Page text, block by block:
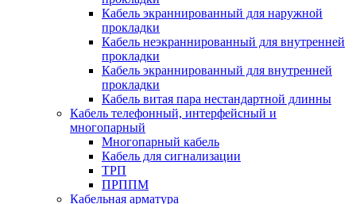
Кабель экраннированный для наружной
прокладки
Кабель неэкраннированный для внутренней
прокладки
Кабель экраннированный для внутренней
прокладки
Кабель витая пара нестандартной длинны
Кабель телефонный, интерфейсный и
многопарный
Многопарный кабель
Кабель для сигнализации
ТРП
ПРППМ
Кабельная арматура